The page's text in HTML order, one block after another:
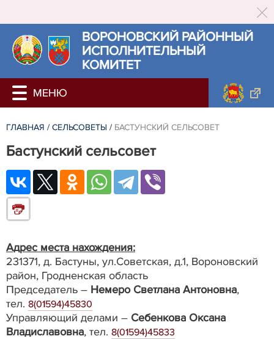
ВОРОНОВСКИЙ РАЙОННЫЙ
ИСПОЛНИТЕЛЬНЫЙ
КОМИТЕТ
ГЛАВНАЯ / СЕЛЬСОВЕТЫ / БАСТУНСКИЙ СЕЛЬСОВЕТ
Бастунский сельсовет
Адрес места нахождения:
231371, д. Бастуны, ул.Советская, д.1, Вороновский
район, Гродненская область
Председатель – Немеро Светлана Антоновна,
тел. 8(01594)45830
Управляющий делами – Себенкова Оксана
Владиславовна, тел. 8(01594)45833